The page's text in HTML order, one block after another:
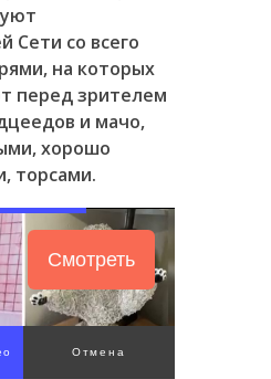
Сети со всего
на которых
перед зрителем
и мачо,
хорошо
торсами.
Смотреть
Отмена